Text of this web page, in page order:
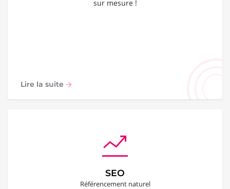
sur mesure !
Lire la suite
SEO
Référencement naturel